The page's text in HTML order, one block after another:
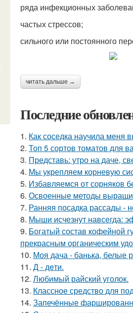
ряда инфекционных
частых стрессов;
сильного или постоянного
читать дальше →
Последние
1. Как соседка научила меня
2. Топ 5 сортов томатов для
3. Представь: утро на даче,
4. Мы укрепляем корневую
5. Избавляемся от сорняков
6. Освоенные методы
7. Ранняя посадка рассады -
8. Мыши исчезнут навсегда:
9. Богатый состав кофейной
прекрасным органическим
10. Моя дача - банька, белые
11. Д - дeти.
12. Любимый райский уголок.
13. Классное средство для
14. Запечённые